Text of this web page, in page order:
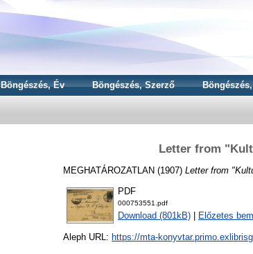
Böngészés, Év Böngészés, Szerző
Letter from
MEGHATÁROZATLAN (1907) Letter from
PDF
000753551.pdf
Download (801kB) Előzetes
Aleph URL: https://mta-